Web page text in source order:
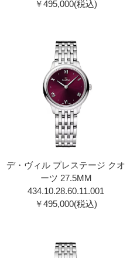
￥495,000(税込)
デ・ヴィル プレステージ クオ
ーツ 27.5MM
434.10.28.60.11.00 1
￥495,000(税込)